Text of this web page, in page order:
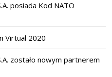
posiada Kod NATO
Virtual 2020
zostało nowym partnerem